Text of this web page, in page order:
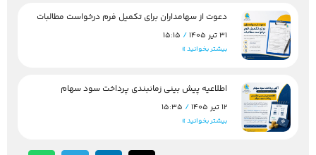
دعوت از سهامداران برای تکمیل فرم درخواست مطالبات
31 تیر 1405
بیشتر بخوانید »
اطلاعیه پیش بینی زمانبندی پرداخت سود سهام
12 تیر 1405
بیشتر بخوانید »